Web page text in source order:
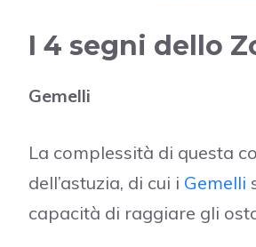
I 4 segni dello
Gemelli
La complessità di questa
dell’astuzia, di cui i Gemelli
capacità di raggiare gli